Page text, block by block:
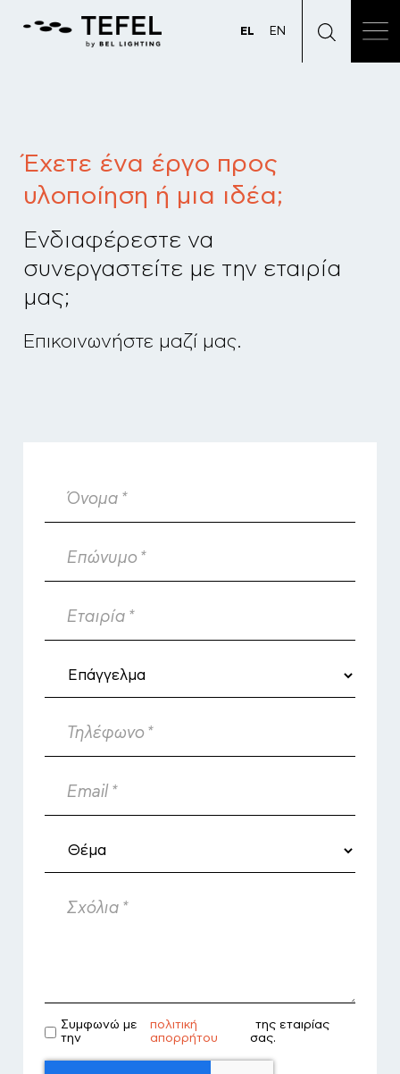
Αρχική
EL EN
Έχετε ένα έργο προς
υλοποίηση ή μια ιδέα;
Ενδιαφέρεστε να
συνεργαστείτε με την εταιρία
μας;
Επικοινωνήστε μαζί μας.
Όνομα *
Επώνυμο *
Εταιρία *
Τηλέφωνο *
Email *
Σχόλια *
Συμφωνώ με
την
πολιτική
απορρήτου
της εταιρίας
σας.